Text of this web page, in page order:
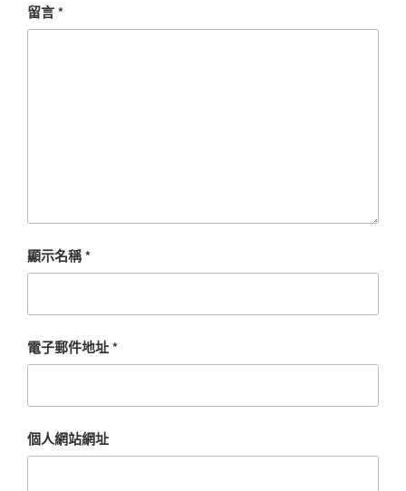
留言*
顯示名稱*
電子郵件地址*
個人網站網址